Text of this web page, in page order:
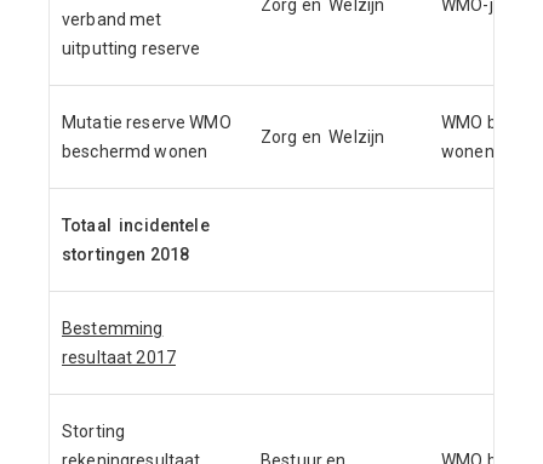
verband met
uitputting reserve
Zorg en Welzijn WMO-jeugd
Mutatie reserve WMO
beschermd wonen
Zorg en Welzijn
WMO
wonen
Totaal incidentele
stortingen 2018
Bestemming
resultaat 2017
Storting